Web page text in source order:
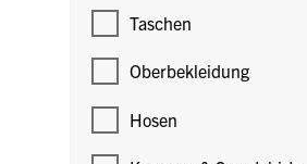
Taschen
Oberbekleidung
Hosen